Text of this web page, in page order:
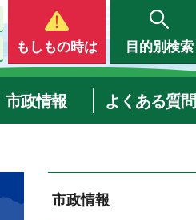
もしもの時は 目的別検索
市政情報 よくある質問
市政情報